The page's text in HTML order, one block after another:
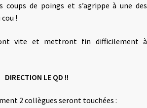
coups de poings et s’agrippe à une des
!
vite et mettront fin difficilement à
DIRECTION LE QD !!
2 collègues seront touchées :